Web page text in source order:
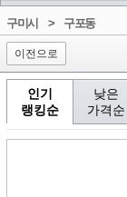
1
구미시 > 구포동
이전으로
인기
랭킹순
낮은
가격순